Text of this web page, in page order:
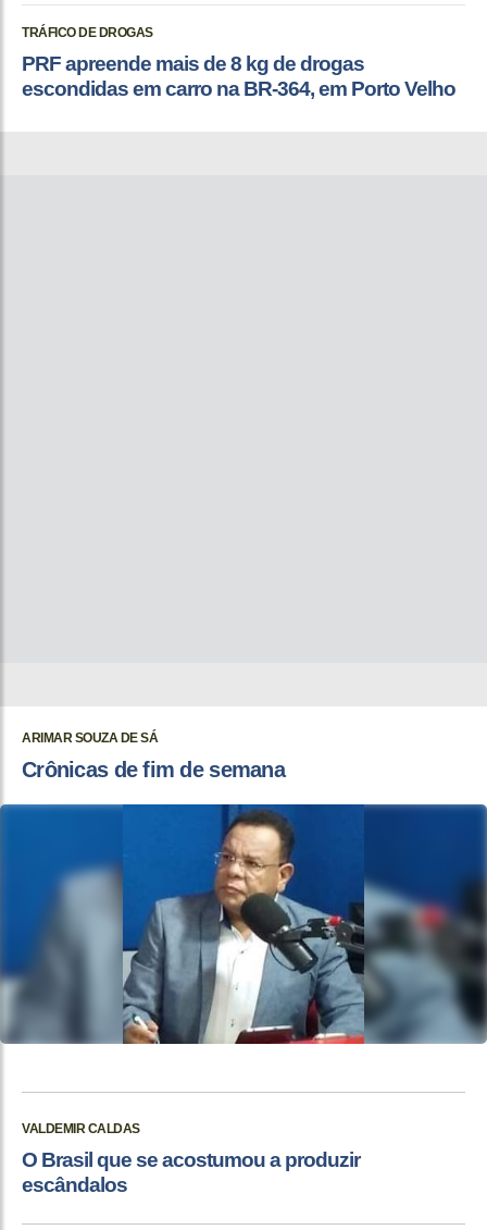
TRÁFICO DE DROGAS
PRF apreende mais de 8 kg de drogas
escondidas em carro na BR-364, em Porto Velho
ARIMAR SOUZA DE SÁ
Crônicas de fim de semana
VALDEMIR CALDAS
O Brasil que se acostumou a produzir
escândalos